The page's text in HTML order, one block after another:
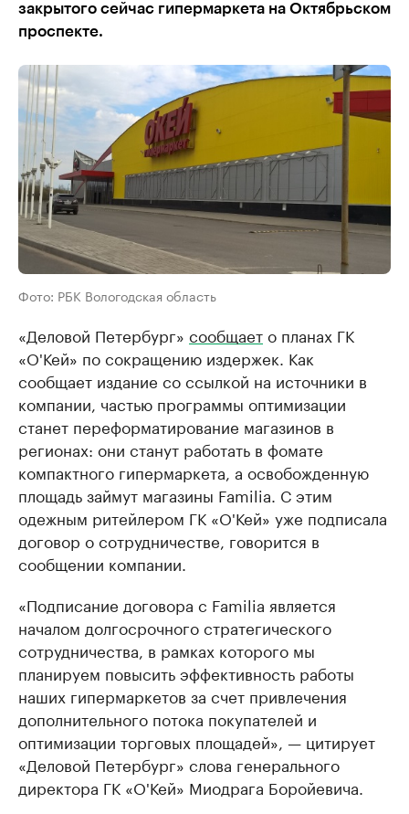
закрытого сейчас гипермаркета на Октябрьском
проспекте.
Фото: РБК Вологодская область
«Деловой Петербург» сообщаето планах ГК
«О'Кей» по сокращению издержек. Как
сообщает издание со ссылкой на источники в
компании, частью программы оптимизации
станет переформатирование магазинов в
регионах: они станут работать в фомате
компактного гипермаркета, а освобожденную
площадь займут магазины Familia. С этим
одежным ритейлером ГК «О'Кей» уже подписала
договор о сотрудничестве, говорится в
сообщении компании.
«Подписание договора с Familia является
началом долгосрочного стратегического
сотрудничества, в рамках которого мы
планируем повысить эффективность работы
наших гипермаркетов за счет привлечения
дополнительного потока покупателей и
оптимизации торговых площадей», — цитирует
«Деловой Петербург» слова генерального
директора ГК «О'Кей» Миодрага Боройевича.